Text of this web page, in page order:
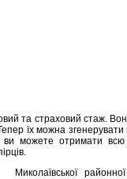
та страховий стаж.
їх можна згенерувати
ви можете отримати всю
районної